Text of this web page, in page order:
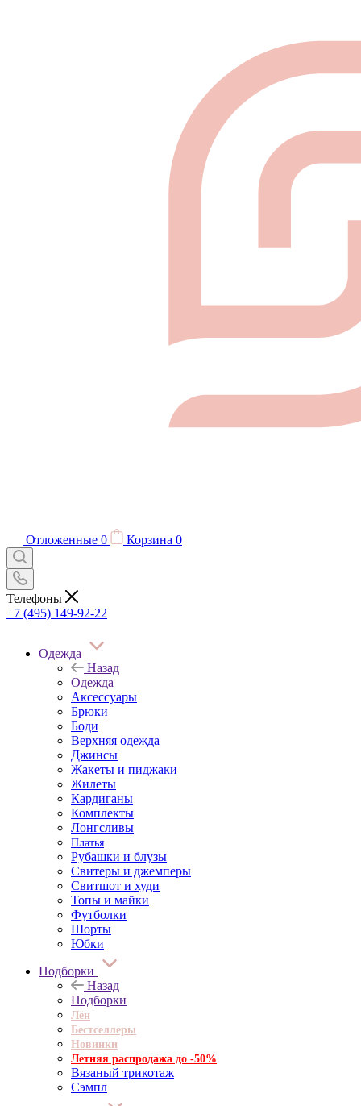
Отложенные 0 Корзина 0
Телефоны
+7 (495) 149-92-22
Одежда
Назад
Одежда
Аксессуары
Брюки
Боди
Верхняя одежда
Джинсы
Жакеты и пиджаки
Жилеты
Кардиганы
Комплекты
Лонгсливы
Платья
Рубашки и блузы
Свитеры и джемперы
Свитшот и худи
Топы и майки
Футболки
Шорты
Юбки
Подборки
Назад
Подборки
Лён
Бестселлеры
Новинки
Летняя распродажа до -50%
Вязаный трикотаж
Сэмпл